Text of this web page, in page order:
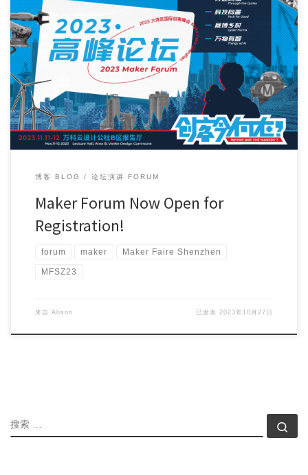
Countdown to Maker Faire Shenzhen 2023 15 days to […]
博客 BLOG 论坛演讲 FORUM
Maker Forum Now Open for
Registration!
forum maker Maker Faire Shenzhen
MFSZ23
来自 Alison 已发表2023年10月27日
搜索